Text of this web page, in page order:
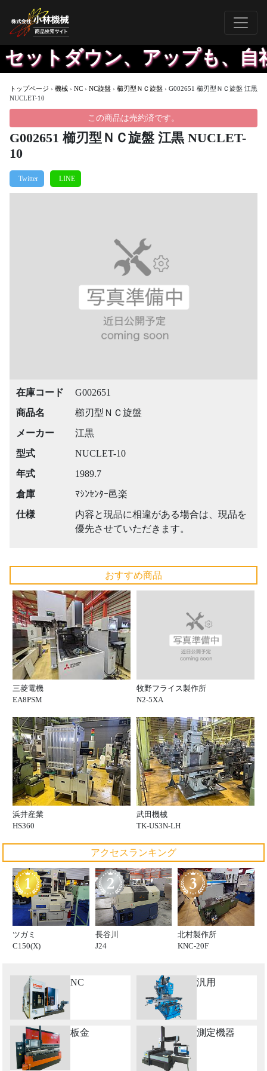
ダウン、アップも、自社
トップページ › 機械 › NC › NC旋盤 › 櫛刃型ＮＣ旋盤 › G002651 櫛刃型ＮＣ旋盤 江黒
NUCLET-10
この商品は売約済です。
G002651 櫛刃型ＮＣ旋盤 江黒 NUCLET-
10
在庫コード
G002651
商品名
櫛刃型ＮＣ旋盤
メーカー
江黒
型式
NUCLET-10
年式
1989.7
倉庫
ﾏｼﾝｾﾝﾀｰ邑楽
仕様
内容と現品に相違がある場合は、現品を
優先させていただきます。
おすすめ商品
三菱電機
EA8PSM
牧野フライス製作所
N2-5XA
浜井産業
HS360
武田機械
TK-US3N-LH
アクセスランキング
ツガミ
C150(X)
長谷川
J24
北村製作所
KNC-20F
NC 汎用
板金 測定機器